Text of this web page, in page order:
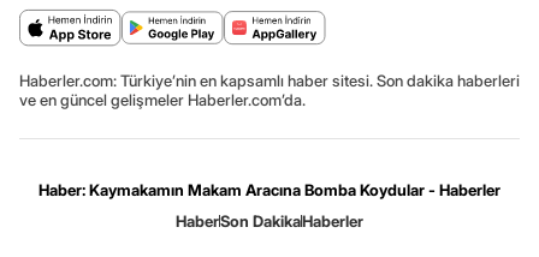
Haberler.com: Türkiye’nin en kapsamlı haber sitesi. Son dakika haberleri
ve en güncel gelişmeler Haberler.com’da.
Haber: Kaymakamın Makam Aracına Bomba Koydular - Haberler
HaberSon DakikaHaberler